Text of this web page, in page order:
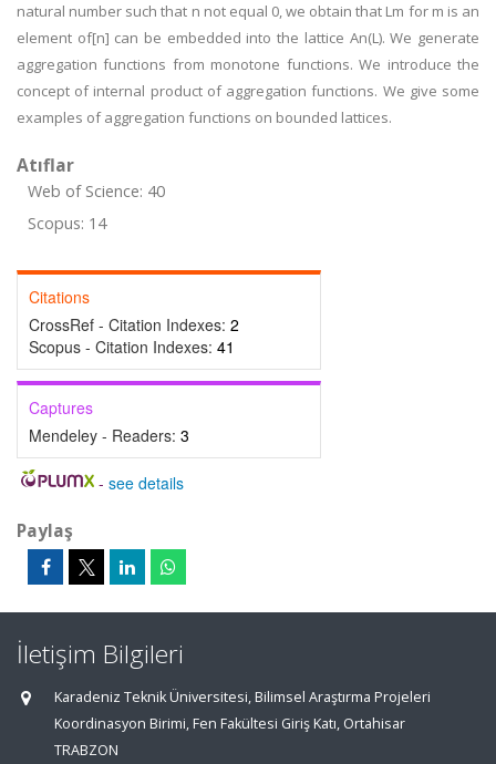
natural number such that n not equal 0, we obtain that Lm for m is an
element of[n] can be embedded into the lattice An(L). We generate
aggregation functions from monotone functions. We introduce the
concept of internal product of aggregation functions. We give some
examples of aggregation functions on bounded lattices.
Atıflar
Web of Science: 40
Scopus: 14
Citations
CrossRef - Citation Indexes: 2
Scopus - Citation Indexes: 41
Captures
Mendeley - Readers: 3
- see details
Paylaş
İletişim Bilgileri
Karadeniz Teknik Üniversitesi, Bilimsel Araştırma Projeleri
Koordinasyon Birimi, Fen Fakültesi Giriş Katı, Ortahisar
TRABZON